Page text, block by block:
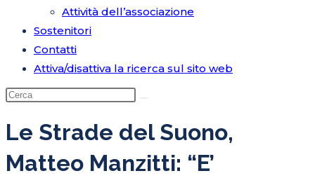
Attività dell’associazione
Sostenitori
Contatti
Attiva/disattiva la ricerca sul sito web
Le Strade del Suono,
Matteo Manzitti: “E’